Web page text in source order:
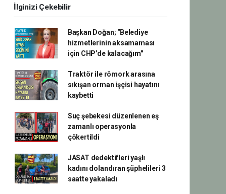
İlginizi Çekebilir
Başkan Doğan; "Belediye
hizmetlerinin aksamaması
için CHP’de kalacağım"
Traktör ile römork arasına
sıkışan orman işçisi hayatını
kaybetti
Suç şebekesi düzenlenen eş
zamanlı operasyonla
çökertildi
JASAT dedektifleri yaşlı
kadını dolandıran şüphelileri 3
saatte yakaladı